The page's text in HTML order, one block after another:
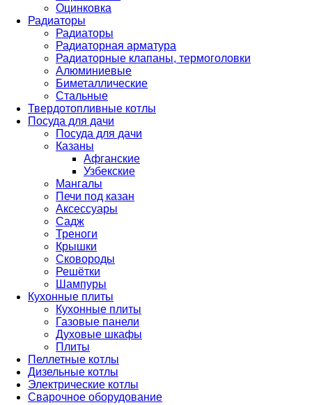
Оцинковка
Радиаторы
Радиаторы
Радиаторная арматура
Радиаторные клапаны, термоголовки
Алюминиевые
Биметаллические
Стальные
Твердотопливные котлы
Посуда для дачи
Посуда для дачи
Казаны
Афганские
Узбекские
Мангалы
Печи под казан
Аксессуары
Садж
Треноги
Крышки
Сковороды
Решётки
Шампуры
Кухонные плиты
Кухонные плиты
Газовые панели
Духовые шкафы
Плиты
Пеллетные котлы
Дизельные котлы
Электрические котлы
Сварочное оборудование